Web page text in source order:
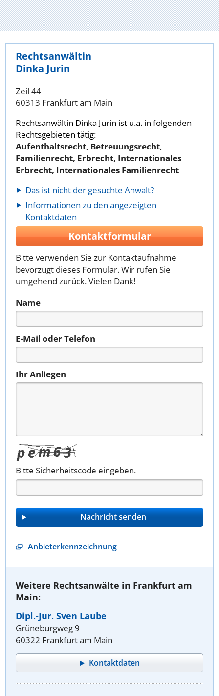
Rechtsanwältin
Dinka Jurin
Zeil 44
60313 Frankfurt am Main
Rechtsanwältin Dinka Jurin ist u.a. in folgenden
Rechtsgebieten tätig:
Aufenthaltsrecht, Betreuungsrecht,
Familienrecht, Erbrecht, Internationales
Erbrecht, Internationales Familienrecht
Das ist nicht der gesuchte Anwalt?
Informationen zu den angezeigten
Kontaktdaten
Kontaktformular
Bitte verwenden Sie zur Kontaktaufnahme
bevorzugt dieses Formular. Wir rufen Sie
umgehend zurück. Vielen Dank!
Name
E-Mail oder Telefon
Ihr Anliegen
Bitte Sicherheitscode eingeben.
Anbieterkennzeichnung
Weitere Rechtsanwälte in Frankfurt am
Main:
Dipl.-Jur. Sven Laube
Grüneburgweg 9
60322 Frankfurt am Main
Kontaktdaten